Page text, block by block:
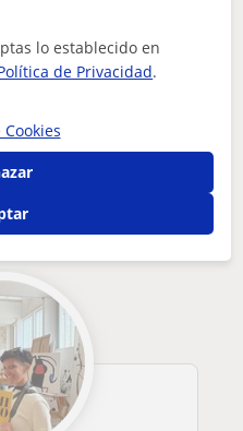
personas dependientes
a personas
de Mallorca que
lo establecido en
de Privacidad.